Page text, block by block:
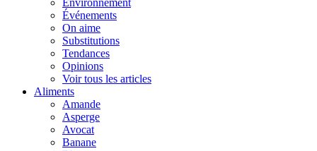
Environnement
Événements
On aime
Substitutions
Tendances
Opinions
Voir tous les articles
Aliments
Amande
Asperge
Avocat
Banane